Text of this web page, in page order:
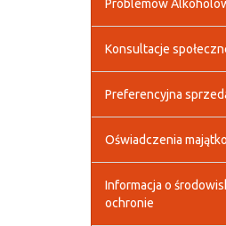
Problemów
Konsultacje
Preferencyjna
Oświadczenia
Informacja o
ochronie